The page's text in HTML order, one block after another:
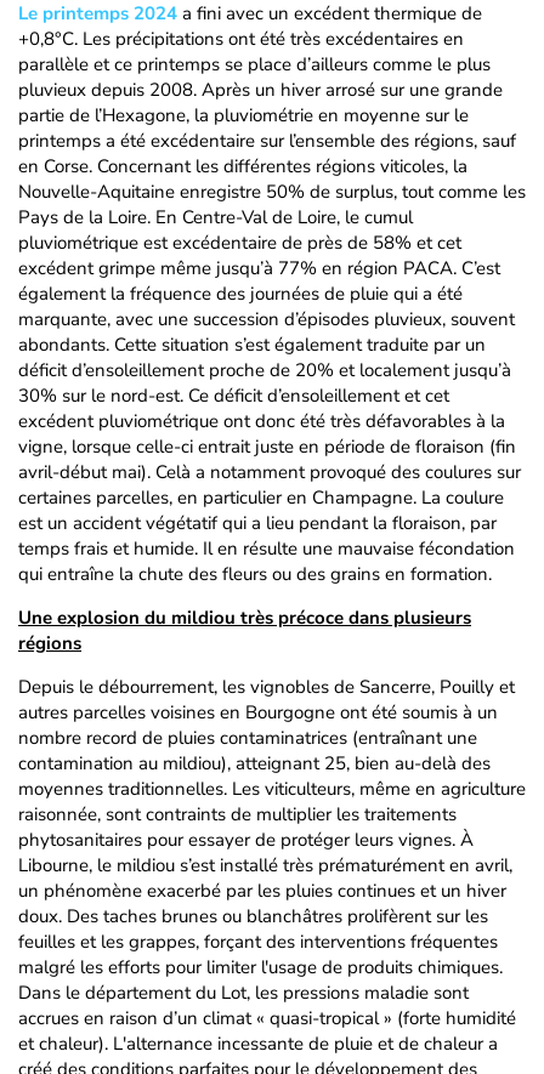
Le printemps 2024 a fini avec un excédent thermique de
+0,8°C. Les précipitations ont été très excédentaires en
parallèle et ce printemps se place d’ailleurs comme le plus
pluvieux depuis 2008. Après un hiver arrosé sur une grande
partie de l’Hexagone, la pluviométrie en moyenne sur le
printemps a été excédentaire sur l’ensemble des régions, sauf
en Corse. Concernant les différentes régions viticoles, la
Nouvelle-Aquitaine enregistre 50% de surplus, tout comme les
Pays de la Loire. En Centre-Val de Loire, le cumul
pluviométrique est excédentaire de près de 58% et cet
excédent grimpe même jusqu’à 77% en région PACA. C’est
également la fréquence des journées de pluie qui a été
marquante, avec une succession d’épisodes pluvieux, souvent
abondants. Cette situation s’est également traduite par un
déficit d’ensoleillement proche de 20% et localement jusqu’à
30% sur le nord-est. Ce déficit d’ensoleillement et cet
excédent pluviométrique ont donc été très défavorables à la
vigne, lorsque celle-ci entrait juste en période de floraison (fin
avril-début mai). Celà a notamment provoqué des coulures sur
certaines parcelles, en particulier en Champagne. La coulure
est un accident végétatif qui a lieu pendant la floraison, par
temps frais et humide. Il en résulte une mauvaise fécondation
qui entraîne la chute des fleurs ou des grains en formation.
Une explosion du mildiou très précoce dans plusieurs
régions
Depuis le débourrement, les vignobles de Sancerre, Pouilly et
autres parcelles voisines en Bourgogne ont été soumis à un
nombre record de pluies contaminatrices (entraînant une
contamination au mildiou), atteignant 25, bien au-delà des
moyennes traditionnelles. Les viticulteurs, même en agriculture
raisonnée, sont contraints de multiplier les traitements
phytosanitaires pour essayer de protéger leurs vignes. À
Libourne, le mildiou s’est installé très prématurément en avril,
un phénomène exacerbé par les pluies continues et un hiver
doux. Des taches brunes ou blanchâtres prolifèrent sur les
feuilles et les grappes, forçant des interventions fréquentes
malgré les efforts pour limiter l'usage de produits chimiques.
Dans le département du Lot, les pressions maladie sont
accrues en raison d’un climat « quasi-tropical » (forte humidité
et chaleur). L'alternance incessante de pluie et de chaleur a
créé des conditions parfaites pour le développement des